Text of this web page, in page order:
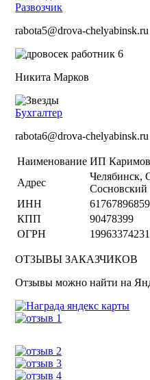
Развозчик
rabota5@drova-chelyabinsk.ru
Никита Марков
Бухгалтер
rabota6@drova-chelyabinsk.ru
Наименование ИП Каримов
Адрес
Челябинск,
ИНН
КПП
90478399
ОГРН
ОТЗЫВЫ ЗАКАЗЧИКОВ
Отзывы можно найти на